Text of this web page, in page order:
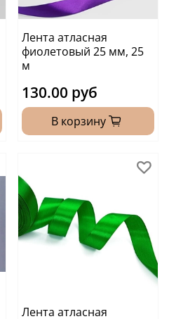
Лента атласная
фиолетовый 25 мм, 25
м
130.00 руб
В корзину
Лента атласная